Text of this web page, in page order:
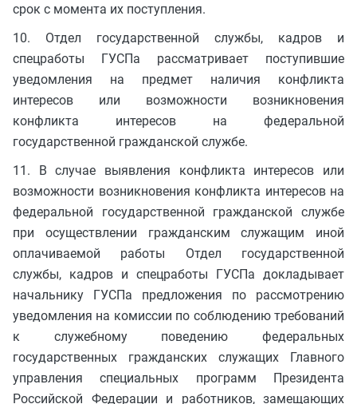
срок с момента их поступления.
10. Отдел государственной службы, кадров и
спецработы ГУСПа рассматривает поступившие
уведомления на предмет наличия конфликта
интересов или возможности возникновения
конфликта интересов на федеральной
государственной гражданской службе.
11. В случае выявления конфликта интересов или
возможности возникновения конфликта интересов на
федеральной государственной гражданской службе
при осуществлении гражданским служащим иной
оплачиваемой работы Отдел государственной
службы, кадров и спецработы ГУСПа докладывает
начальнику ГУСПа предложения по рассмотрению
уведомления на комиссии по соблюдению требований
к служебному поведению федеральных
государственных гражданских служащих Главного
управления специальных программ Президента
Российской Федерации и работников, замещающих